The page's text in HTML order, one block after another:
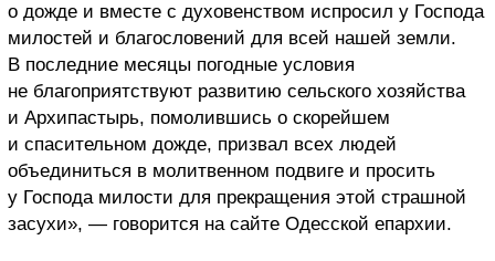
о дожде и вместе с духовенством испросил у Господа
милостей и благословений для всей нашей земли.
В последние месяцы погодные условия
не благоприятствуют развитию сельского хозяйства
и Архипастырь, помолившись о скорейшем
и спасительном дожде, призвал всех людей
объединиться в молитвенном подвиге и просить
у Господа милости для прекращения этой страшной
засухи», — говорится на сайте Одесской епархии.